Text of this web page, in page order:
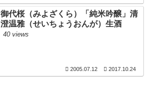
御代桜（みよざくら）「純米吟醸」清
澄温雅（せいちょうおんが）生酒
40 views
2005.07.12 2017.10.24